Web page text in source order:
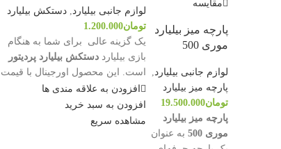
مقایسه
پارچه میز بیلیارد
موری 500
لوازم جانبی بیلیارد
پارچه میز بیلیارد
تومان19.500.000
پارچه میز بیلیارد
موری 500
به عنوان
لوازم جانبی بیلیارد, دستکش بیلیارد
تومان1.200.000
یک گزینه عالی برای شما به هنگام
بازی بیلیارد دستکش بیلیارد پردیتور
است. این محصول اورجینال با قیمت
مناسب و مشخصات زیر در سایت
موجود می‌باشد.
برند پردیتور
افزودن به علاقه مندی ها
افزودن به سبد خرید
مشاهده سریع